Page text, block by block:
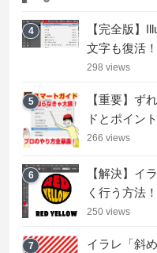
4
【完全版】
文字も復活！
298 views
5
【重要】ず
ドとポイン
266 views
6
【解決】イ
く行う方法！
250 views
7
イラレ「斜